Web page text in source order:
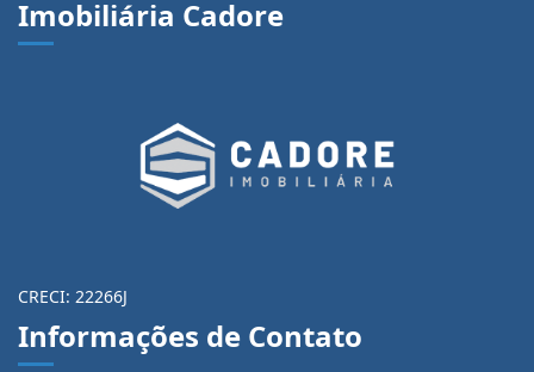
Imobiliária Cadore
CRECI: 22266J
Informações de Contato